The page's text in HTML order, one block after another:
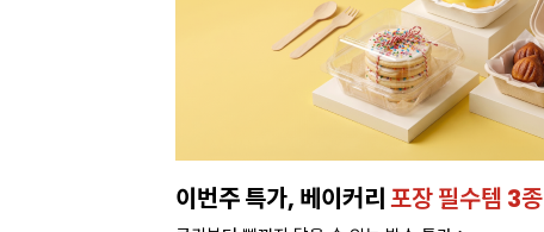
이번주 특가, 베이커리포장 필수템 3종